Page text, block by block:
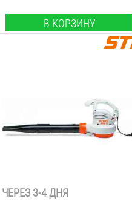
В КОРЗИНУ
ЧЕРЕЗ 3-4 ДНЯ